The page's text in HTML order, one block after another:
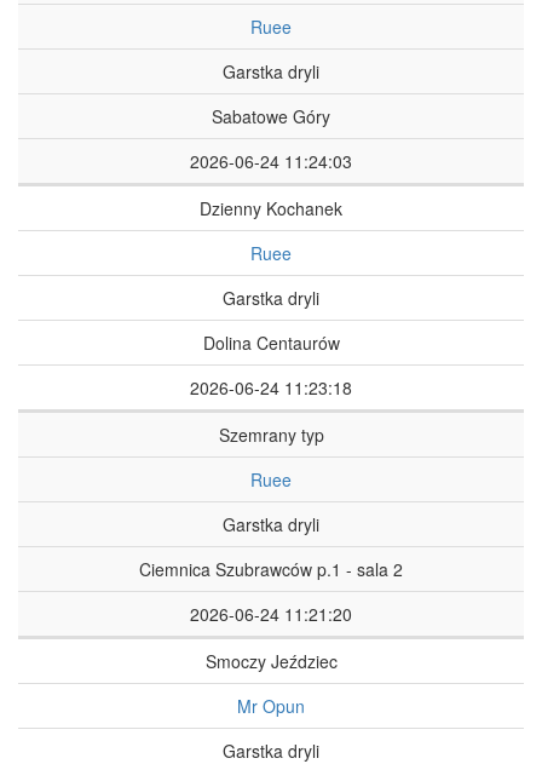
Ruee
Garstka dryli
Sabatowe Góry
2026-06-24 11:24:03
Dzienny Kochanek
Ruee
Garstka dryli
Dolina Centaurów
2026-06-24 11:23:18
Szemrany typ
Ruee
Garstka dryli
Ciemnica Szubrawców p.1 - sala 2
2026-06-24 11:21:20
Smoczy Jeździec
Mr Opun
Garstka dryli